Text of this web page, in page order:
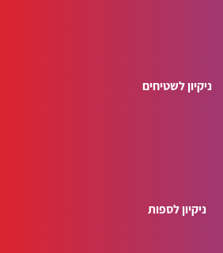
ניקיון לשטיחים
ניקיון לספות